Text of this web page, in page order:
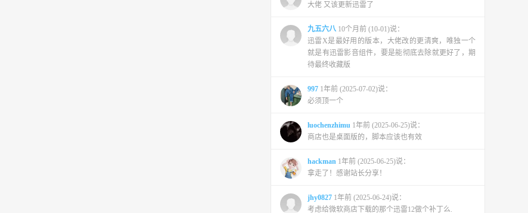
大佬 又该更新迅雷了
九五六八 10个月前 (10-01)说：
迅雷X是最好用的版本，大佬改的更清爽，唯独一个
就是有迅雷影音组件，要是能彻底去除就更好了，期
待最终收藏版
997 1年前 (2025-07-02)说：
必须顶一个
luochenzhimu 1年前 (2025-06-25)说：
商店也是桌面版的，脚本应该也有效
hackman 1年前 (2025-06-25)说：
拿走了！感谢站长分享！
jhy0827 1年前 (2025-06-24)说：
考虑给微软商店下载的那个迅雷12做个补丁么.